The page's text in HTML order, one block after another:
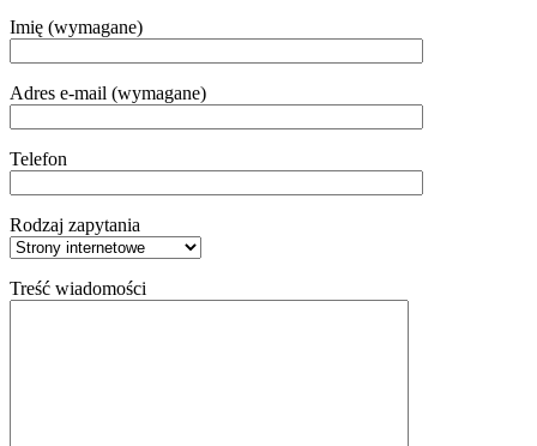
Imię (wymagane)
Adres e-mail (wymagane)
Telefon
Rodzaj zapytania
Treść wiadomości